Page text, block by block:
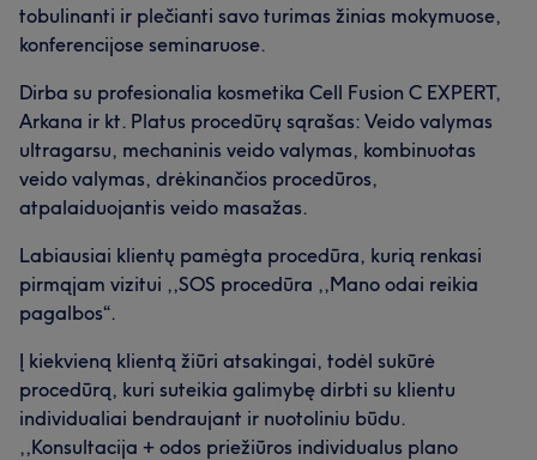
tobulinanti ir plečianti savo turimas žinias mokymuose,
konferencijose seminaruose.
Dirba su profesionalia kosmetika Cell Fusion C EXPERT,
Arkana ir kt. Platus procedūrų sąrašas: Veido valymas
ultragarsu, mechaninis veido valymas, kombinuotas
veido valymas, drėkinančios procedūros,
atpalaiduojantis veido masažas.
Labiausiai klientų pamėgta procedūra, kurią renkasi
pirmąjam vizitui ,,SOS procedūra ,,Mano odai reikia
pagalbos“.
Į kiekvieną klientą žiūri atsakingai, todėl sukūrė
procedūrą, kuri suteikia galimybę dirbti su klientu
individualiai bendraujant ir nuotoliniu būdu.
,,Konsultacija + odos priežiūros individualus plano